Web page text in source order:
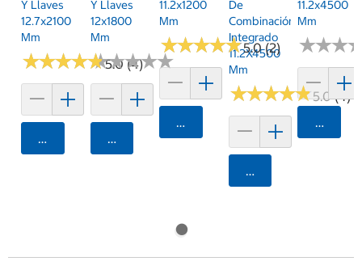
Y Llaves
12.7x2100
Mm
★★★★★
★★★★★5.0 (4)
Agregar
Y Llaves
12x1800
Mm
★★★★★
★★★★★
Agregar
11.2x1200
Mm
★★★★★
★★★★★5.0 (2)
Agregar
De
Combinación
Integrado
11.2X4500
Mm
★★★★★
★★★★★5.0 (4)
Agregar
11.2x4500
Mm
★★★
★★★